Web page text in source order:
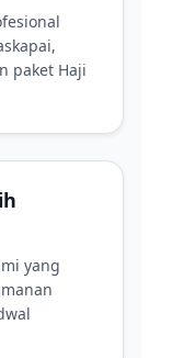
paket Haji
yang